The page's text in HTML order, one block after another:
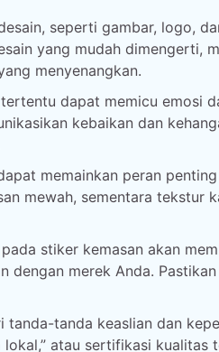
seperti gambar, logo,
yang mudah dimengerti,
menyenangkan.
dapat memicu emosi
kebaikan dan
memainkan peran
mewah, sementara tekstur
stiker kemasan akan
merek Anda.
tanda-tanda keaslian dan
lokal,” atau sertifikasi